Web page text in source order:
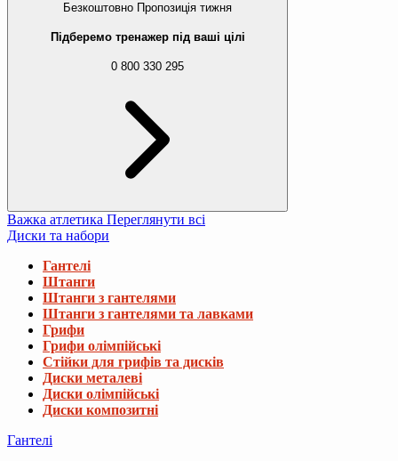
Безкоштовно Пропозиція тижня
Підберемо тренажер під ваші цілі
0 800 330 295
Важка атлетика Переглянути всі
Диски та набори
Гантелі
Штанги
Штанги з гантелями
Штанги з гантелями та лавками
Грифи
Грифи олімпійські
Стійки для грифів та дисків
Диски металеві
Диски олімпійські
Диски композитні
Гантелі